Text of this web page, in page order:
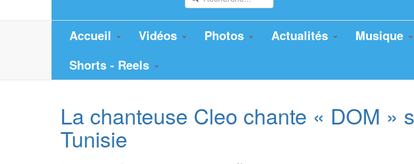
Accueil Vidéos Photos Actualités Musique
Shorts - Reels
La chanteuse Cleo chante « DOM »
Tunisie